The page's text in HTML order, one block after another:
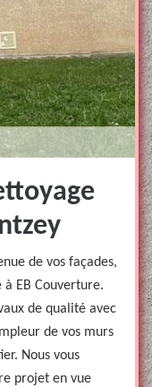
de vos façades,
à EB Couverture.
de qualité avec
de vos murs
Nous vous
projet en vue